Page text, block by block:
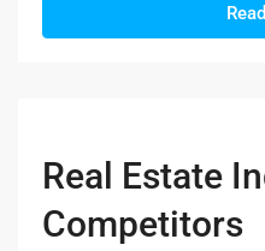
Real Estate
Competitors